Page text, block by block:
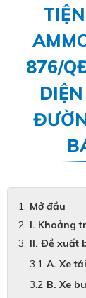
876/
Mở đầu
I. Khoảng
II. Đề xuất
A. Xe
B. Xe